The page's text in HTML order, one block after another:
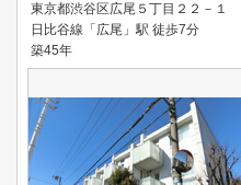
東京都渋谷区広尾５丁目２２－１
日比谷線「広尾」駅 徒歩7分
築45年